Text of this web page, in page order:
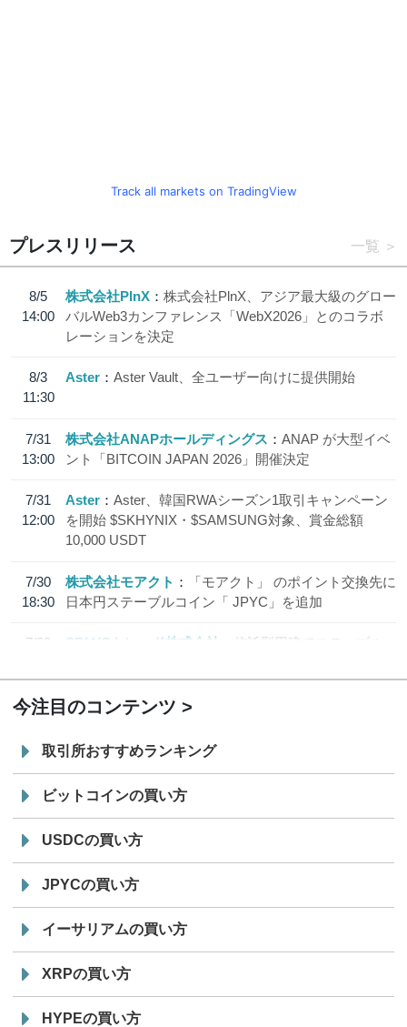
Track all markets on TradingView
プレスリリース 一覧
8/5
14:00
株式会社PlnX
株式会社PlnX、アジア最大級のグロー
バルWeb3カンファレンス「WebX2026」とのコラボ
レーションを決定
8/3
11:30
Aster Aster Vault、全ユーザー向けに提供開始
7/31
13:00
株式会社ANAPホールディングス
ANAP が大型イベ
ント「BITCOIN JAPAN 2026」開催決定
7/31
12:00
Aster
Aster、韓国RWAシーズン1取引キャンペーン
を開始 $SKHYNIX・$SAMSUNG対象、賞金総額
10,000 USDT
7/30
18:30
株式会社モアクト
「モアクト」 のポイント交換先に
日本円ステーブルコイン「 JPYC」を追加
7/29
SBI VCトレード株式会社
信託型円建てステーブル
今注目のコンテンツ
取引所おすすめランキング
ビットコインの買い方
USDCの買い方
JPYCの買い方
イーサリアムの買い方
XRPの買い方
HYPEの買い方